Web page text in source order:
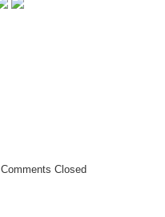
Comments Closed